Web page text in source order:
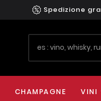
Spedizione
CHAMPAGNE VINI